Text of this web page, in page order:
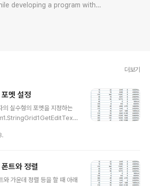
developing a program with
더보기
멧 설정
실수형의 포멧을 지정하는
for real numbers in
트와 정렬
가운데 정렬 등을 할 때 아래